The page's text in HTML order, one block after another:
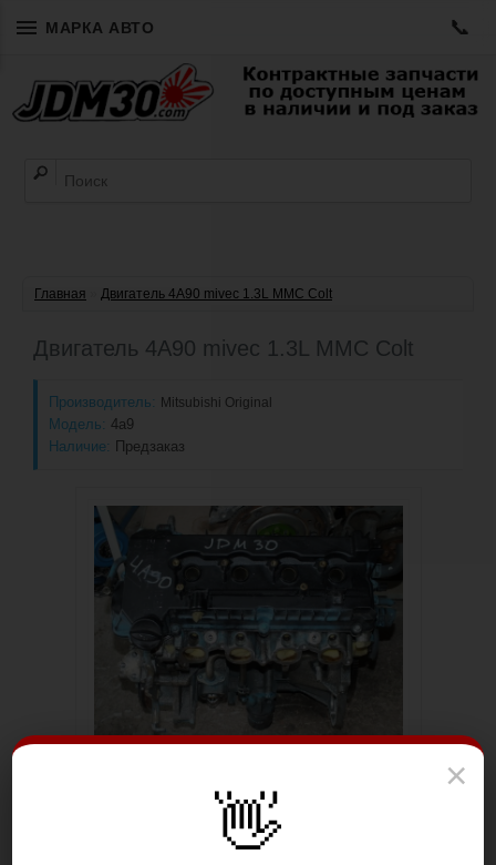
МАРКА АВТО 📞
×
👋
Главная Двигатель 4A90 mivec 1.3L MMC Colt
Двигатель 4A90 mivec 1.3L MMC Colt
Производитель: Mitsubishi Original
Модель: 4a9
Наличие: Предзаказ